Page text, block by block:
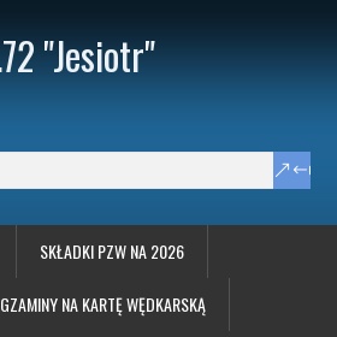
"Jesiotr"
SKŁADKI PZW NA 2026
NA KARTĘ WĘDKARSKĄ